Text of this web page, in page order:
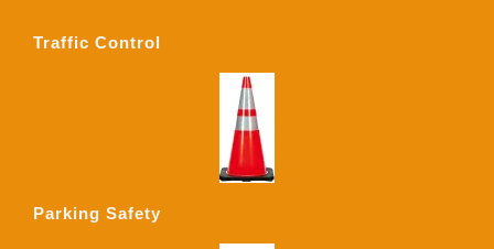
Traffic Control
Parking Safety